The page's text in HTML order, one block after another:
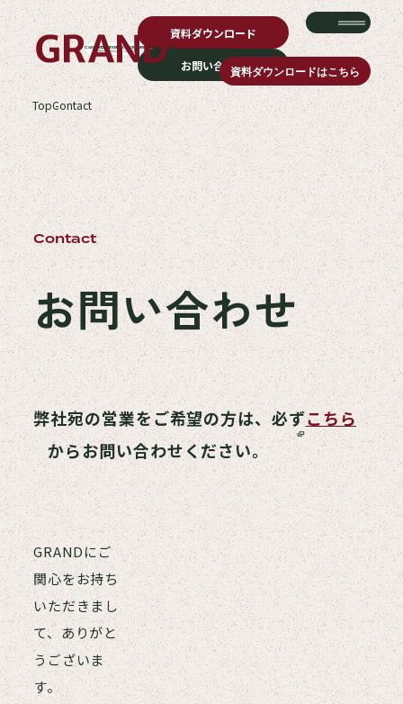
お問い合わせ｜GRAND｜No.1オフィスビルメディアで新体験
Case Study.
導入事例
Calendar.
空き枠
Docs.
お役立ち資料
Column.
コラム
News.
ニュース
Event. FAQ.
資料ダウンロード
お問い合わせ資料ダウンロードはこちら
Case Study.
導入事例
Calendar.
空き枠
Docs.
お役立ち資料
Column.
コラム
News.
ニュース
Event.
イベント
FAQ.
よくある質問
Corporate.
会社概要
Policy.
プライバシーポリシー
資料ダウンロード
お問い合わせ
TopContact
Contact
お問い合わせ
弊社宛の営業をご希望の方は、必ずこちら
からお問い合わせください。
GRANDにご
関心をお持ち
いただきまし
て、ありがと
うございま
す。